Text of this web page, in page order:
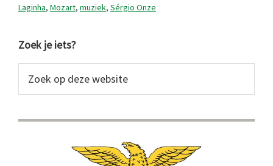
Laginha, Mozart, muziek, Sérgio Onze
Primaire
Sidebar
Zoek je iets?
op
website